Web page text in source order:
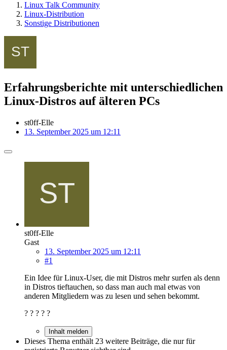
Linux Talk Community
Linux-Distribution
Sonstige Distributionen
Erfahrungsberichte mit unterschiedlichen
Linux-Distros auf älteren PCs
st0ff-Elle
13. September 2025 um 12:11
st0ff-Elle
Gast
13. September 2025 um 12:11
#1
Ein Idee für Linux-User, die mit Distros mehr surfen als denn
in Distros tieftauchen, so dass man auch mal etwas von
anderen Mitgliedern was zu lesen und sehen bekommt.
? ? ? ? ?
Inhalt melden
Dieses Thema enthält 23 weitere Beiträge, die nur für